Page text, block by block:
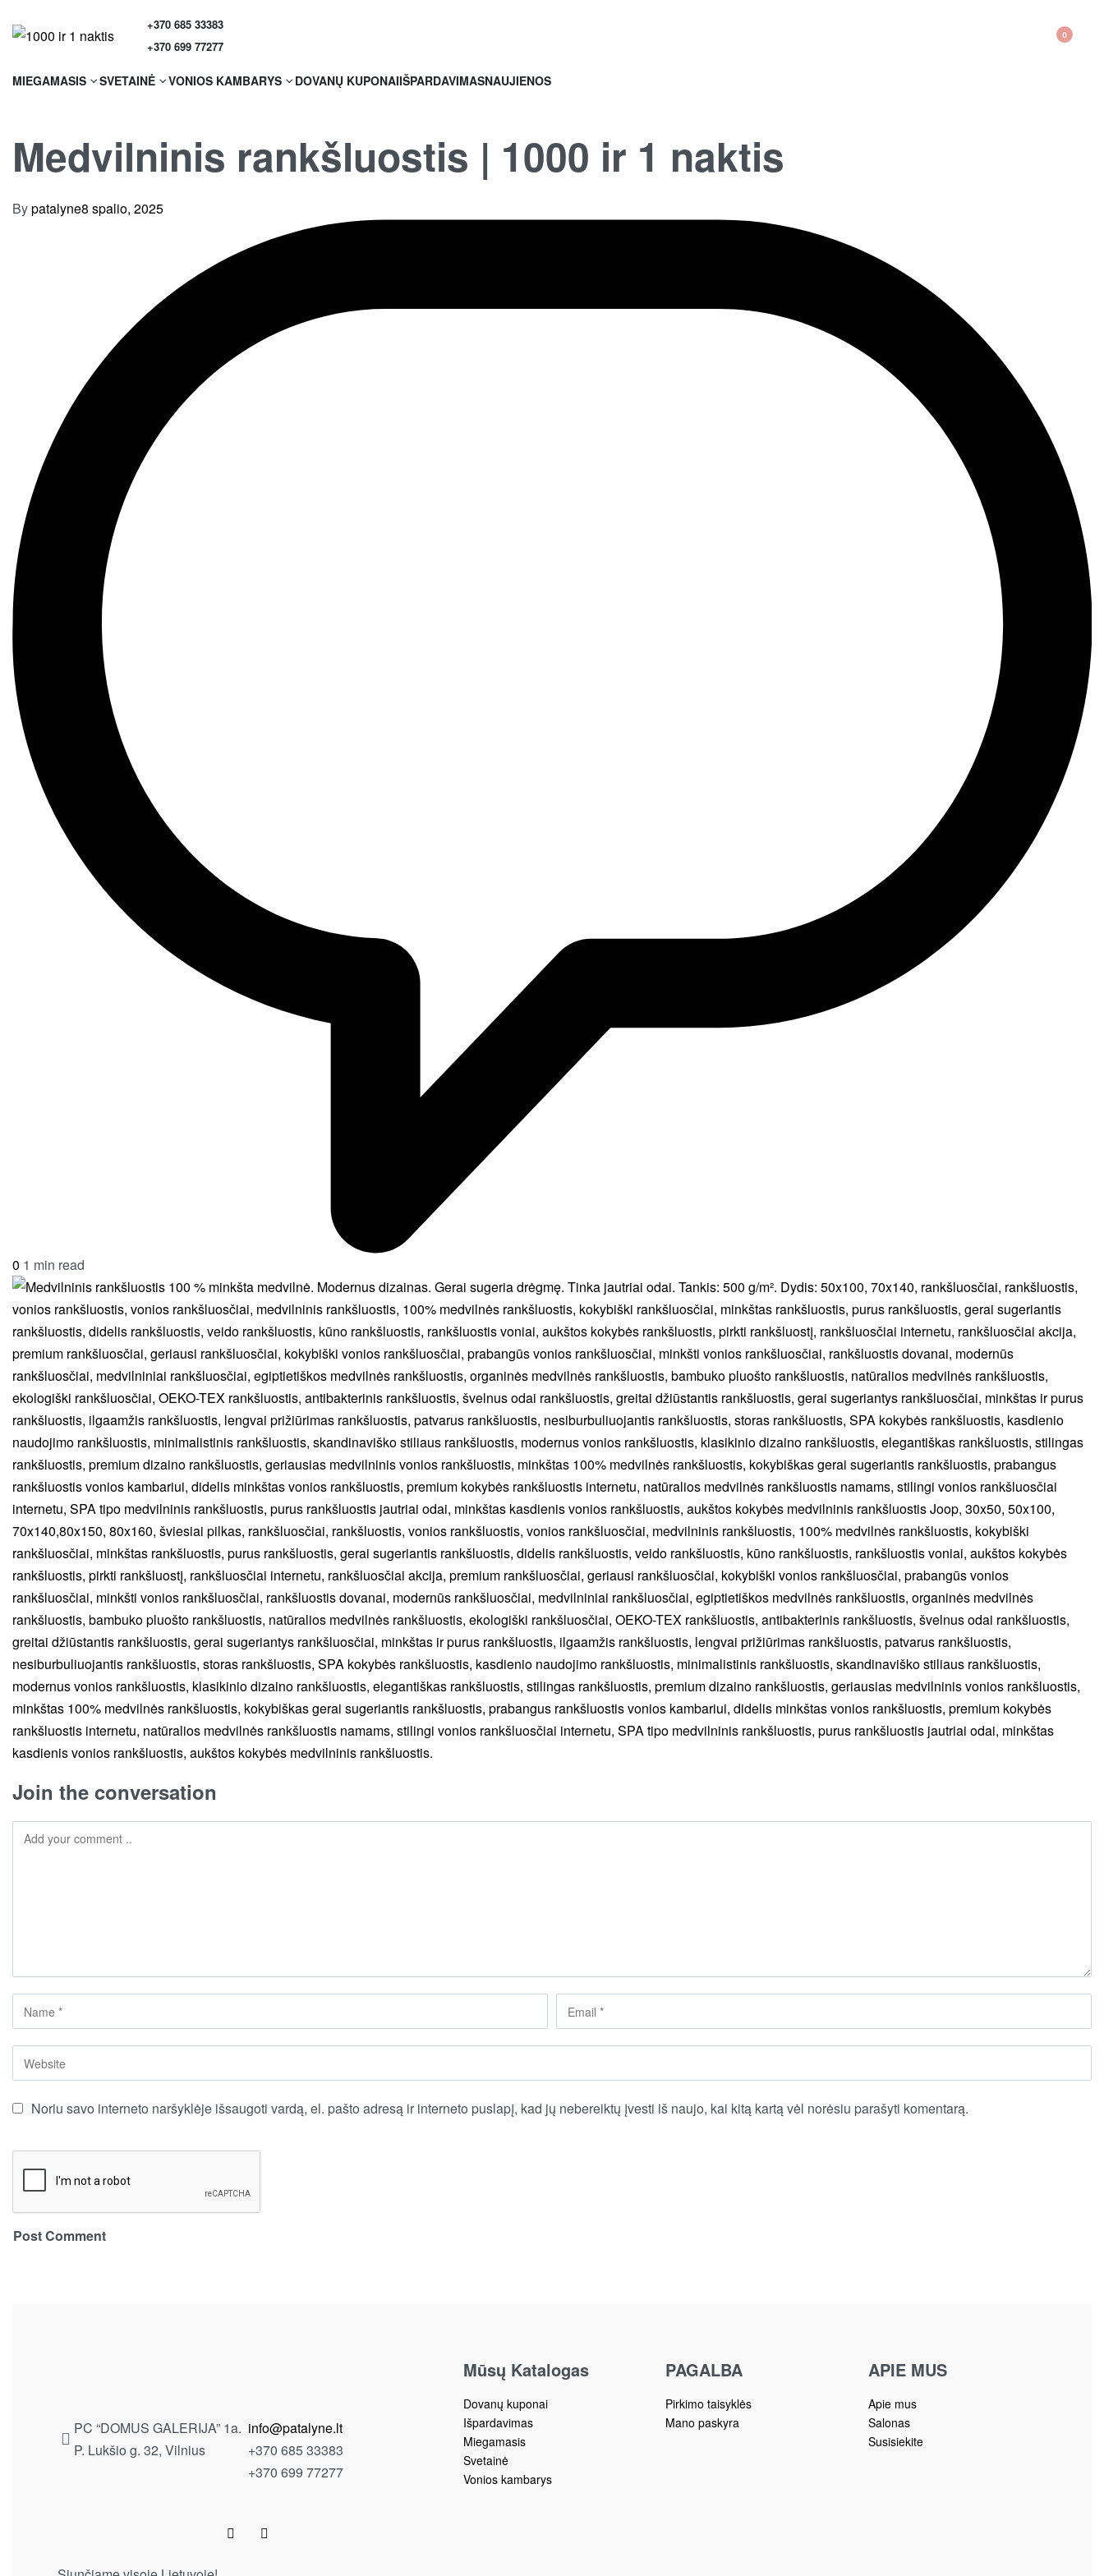
+370 685 33383
+370 699 77277
0
MIEGAMASIS SVETAINĖ VONIOS KAMBARYS DOVANŲ KUPONAIIŠPARDAVIMASNAUJIENOS
Medvilninis rankšluostis | 1000 ir 1 naktis
Bypatalyne8 spalio, 2025
0 1 min read
Join the conversation
Noriu savo interneto naršyklėje išsaugoti vardą, el. pašto adresą ir interneto puslapį, kad jų nebereiktų įvesti iš naujo, kai kitą kartą vėl norėsiu parašyti komentarą.
PC “DOMUS GALERIJA” 1a.
P. Lukšio g. 32, Vilnius
info@patalyne.lt
+370 685 33383
+370 699 77277
Mūsų Katalogas
Dovanų kuponai
Išpardavimas
Miegamasis
Svetainė
Vonios kambarys
PAGALBA
Pirkimo taisyklės
Mano paskyra
APIE MUS
Apie mus
Salonas
Susisiekite